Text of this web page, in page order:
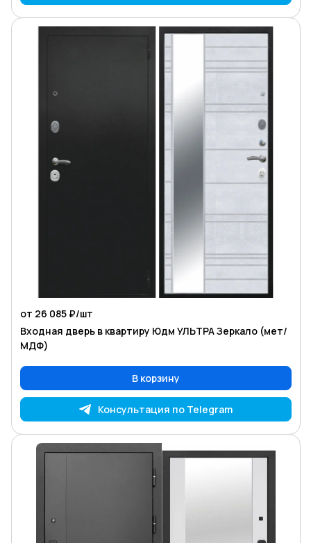
от 26 085 ₽/шт
Входная дверь в квартиру Юдм УЛЬТРА Зеркало (мет/
МДФ)
В корзину
Консультация по Telegram